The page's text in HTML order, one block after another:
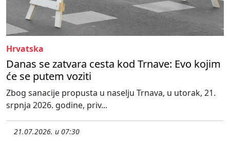
Hrvatska
Danas se zatvara cesta kod Trnave: Evo kojim
će se putem voziti
Zbog sanacije propusta u naselju Trnava, u utorak, 21.
srpnja 2026. godine, priv...
21.07.2026. u 07:30